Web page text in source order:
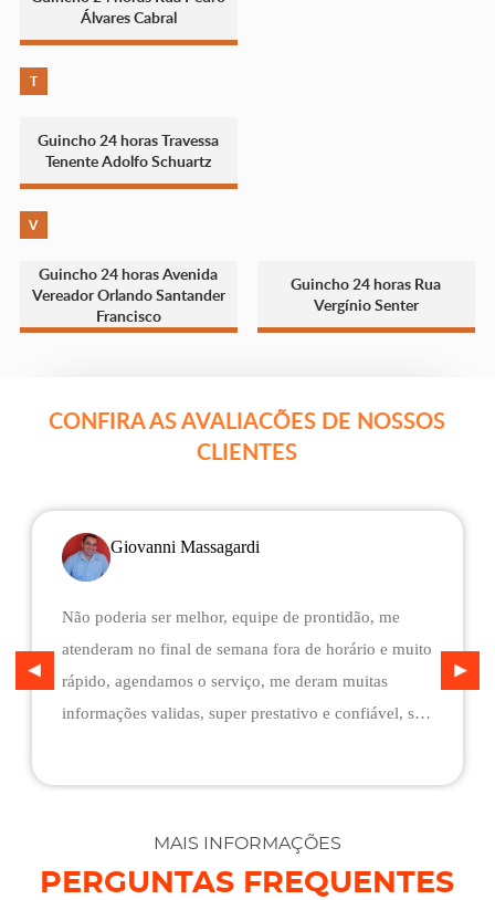
Álvares Cabral
T
Guincho 24 horas Travessa
Tenente Adolfo Schuartz
V
Guincho 24 horas Avenida
Vereador Orlando Santander
Francisco
Guincho 24 horas Rua
Vergínio Senter
CONFIRA AS AVALIACÕES DE NOSSOS
CLIENTES
Giovanni Massagardi
Não poderia ser melhor, equipe de prontidão, me
atenderam no final de semana fora de horário e muito
rápido, agendamos o serviço, me deram muitas
informações validas, super prestativo e confiável, são
desviaram para uma oficina mais próximo, sem
qualquer custo na maior boa vontade.
MAIS INFORMAÇÕES
PERGUNTAS FREQUENTES